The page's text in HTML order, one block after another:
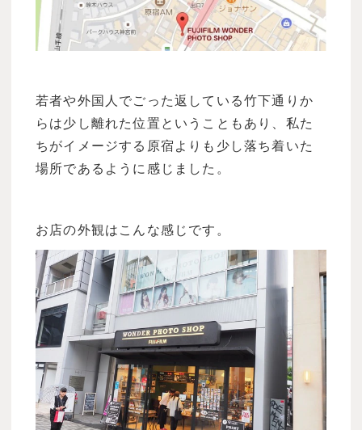
若者や外国人でごった返している竹下通りか
らは少し離れた位置ということもあり、私た
ちがイメージする原宿よりも少し落ち着いた
場所であるように感じました。
お店の外観はこんな感じです。